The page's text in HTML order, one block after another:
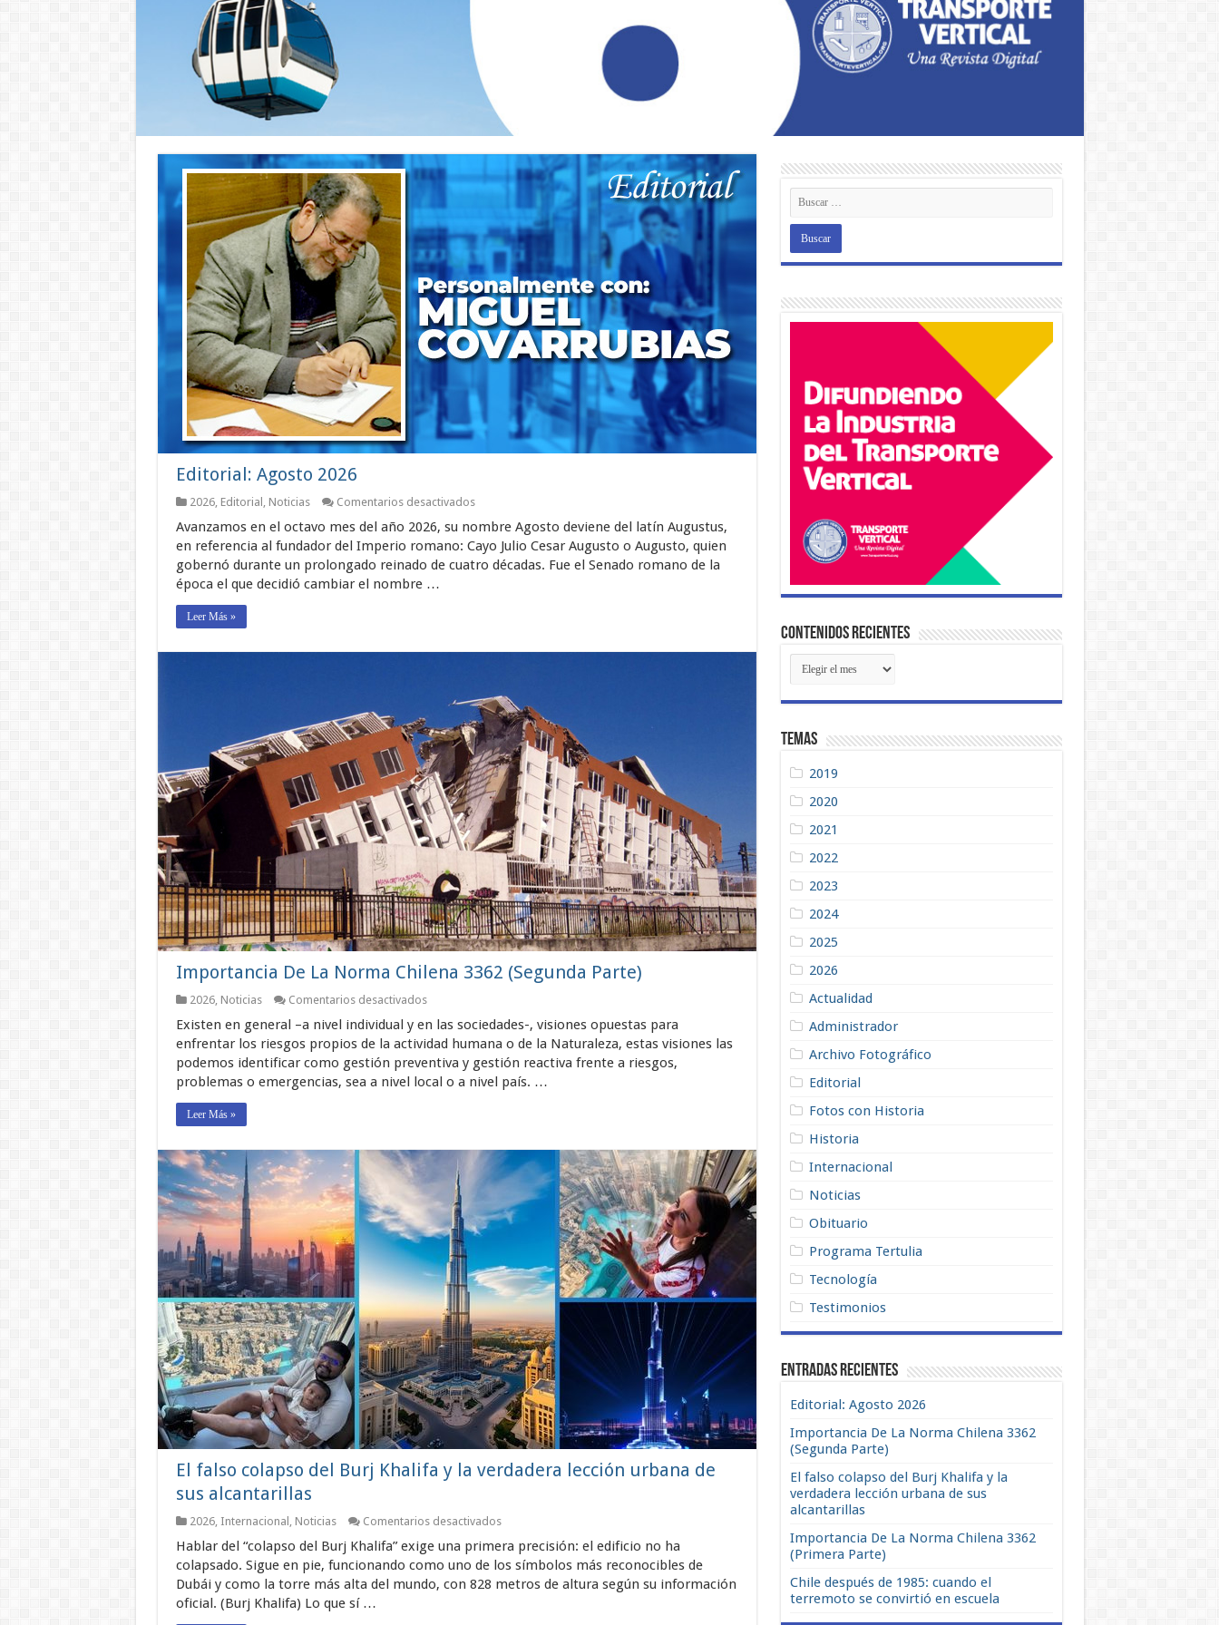
Editorial: Agosto 2026
2026, Editorial , Noticias Comentarios desactivadosen
Agosto
2026
Avanzamos en el octavo mes del año 2026, su nombre Agosto deviene del latín Augustus,
en referencia al fundador del Imperio romano: Cayo Julio Cesar Augusto o Augusto, quien
gobernó durante un prolongado reinado de cuatro décadas. Fue el Senado romano de la
época el que decidió cambiar el nombre …
Leer Más »
Importancia De La Norma Chilena 3362 (Segunda Parte)
2026, Noticias Comentarios desactivadosen
De
La
Chilena
3362
Existen en general –a nivel individual y en las sociedades-, visiones opuestas para
enfrentar los riesgos propios de la actividad humana o de la Naturaleza, estas visiones las
podemos identificar como gestión preventiva y gestión reactiva frente a riesgos,
problemas o emergencias, sea a nivel local o a nivel país. …
Leer Más »
El falso colapso del Burj Khalifa y la verdadera lección urbana de
sus alcantarillas
2026, Internacional , Noticias Comentarios desactivadosen
falso
colapso
Burj
Hablar del “colapso del Burj Khalifa” exige una primera precisión: el edificio no ha
colapsado. Sigue en pie, funcionando como uno de los símbolos más reconocibles de
Dubái y como la torre más alta del mundo, con 828 metros de altura según su información
oficial. (Burj Khalifa) Lo que sí …
Contenidos Recientes
Contenidos
Recientes
Temas
2019
2020
2021
2022
2023
2024
2025
2026
Actualidad
Administrador
Archivo Fotográfico
Editorial
Fotos con Historia
Historia
Internacional
Noticias
Obituario
Programa Tertulia
Tecnología
Testimonios
Entradas recientes
Editorial: Agosto 2026
Importancia De La Norma Chilena 3362
(Segunda Parte)
El falso colapso del Burj Khalifa y la
verdadera lección urbana de sus
alcantarillas
Importancia De La Norma Chilena 3362
(Primera Parte)
Chile después de 1985: cuando el
terremoto se convirtió en escuela